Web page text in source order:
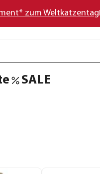
zum Weltkatzentag
SALE